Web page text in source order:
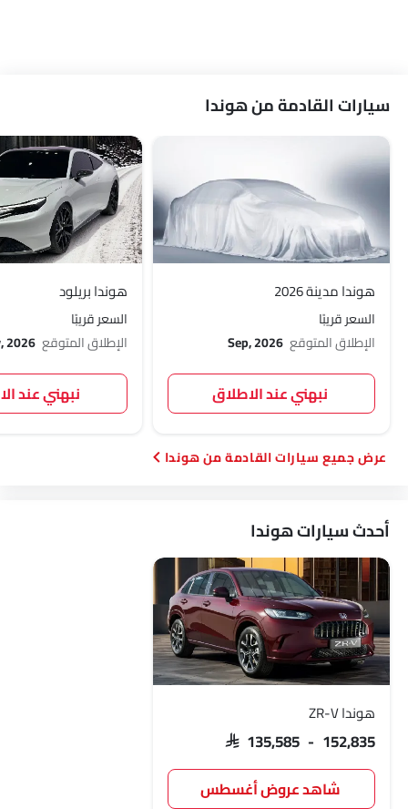
سيارات القادمة من هوندا
هوندا مدينة 2026
السعر قريبًا
الإطلاق المتوقع Sep, 2026
نبهني عند الاطلاق
هوندا بريلود
السعر قريبًا
الإطلاق المتوقع 2026
نبهني عند
سيارات القادمة من هوندا
أحدث سيارات هوندا
هوندا ZR-V
SAR 135,585 - 152,835
شاهد عروض أغسطس